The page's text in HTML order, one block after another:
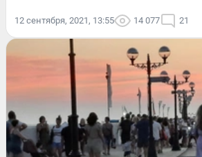
12 сентября, 2021, 13:55 14 077 21